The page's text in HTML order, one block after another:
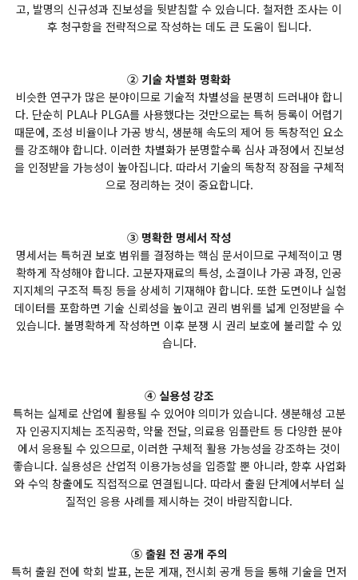
고, 발명의 신규성과 진보성을 뒷받침할 수 있습니다. 철저한 조사는 이
후 청구항을 전략적으로 작성하는 데도 큰 도움이 됩니다.
② 기술 차별화 명확화
비슷한 연구가 많은 분야이므로 기술적 차별성을 분명히 드러내야 합니
다. 단순히 PLA나 PLGA를 사용했다는 것만으로는 특허 등록이 어렵기
때문에, 조성 비율이나 가공 방식, 생분해 속도의 제어 등 독창적인 요소
를 강조해야 합니다. 이러한 차별화가 분명할수록 심사 과정에서 진보성
을 인정받을 가능성이 높아집니다. 따라서 기술의 독창적 장점을 구체적
으로 정리하는 것이 중요합니다.
③ 명확한 명세서 작성
명세서는 특허권 보호 범위를 결정하는 핵심 문서이므로 구체적이고 명
확하게 작성해야 합니다. 고분자재료의 특성, 소결이나 가공 과정, 인공
지지체의 구조적 특징 등을 상세히 기재해야 합니다. 또한 도면이나 실험
데이터를 포함하면 기술 신뢰성을 높이고 권리 범위를 넓게 인정받을 수
있습니다. 불명확하게 작성하면 이후 분쟁 시 권리 보호에 불리할 수 있
습니다.
④ 실용성 강조
특허는 실제로 산업에 활용될 수 있어야 의미가 있습니다. 생분해성 고분
자 인공지지체는 조직공학, 약물 전달, 의료용 임플란트 등 다양한 분야
에서 응용될 수 있으므로, 이러한 구체적 활용 가능성을 강조하는 것이
좋습니다. 실용성은 산업적 이용가능성을 입증할 뿐 아니라, 향후 사업화
와 수익 창출에도 직접적으로 연결됩니다. 따라서 출원 단계에서부터 실
질적인 응용 사례를 제시하는 것이 바람직합니다.
⑤ 출원 전 공개 주의
특허 출원 전에 학회 발표, 논문 게재, 전시회 공개 등을 통해 기술을 먼저